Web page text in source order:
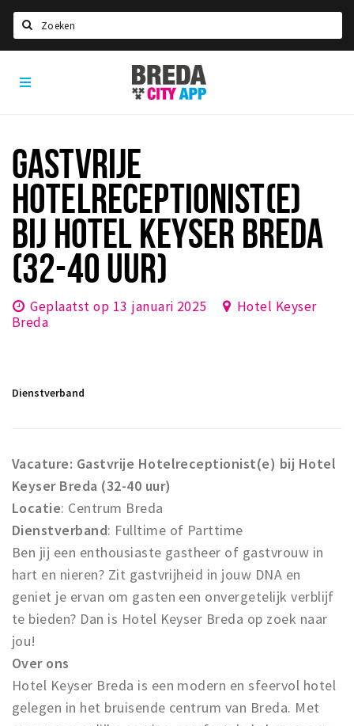
Home
Party pics
Nieuws, interviews & blogs
Eten
Drinken
Slapen
Recreatief
Parkeren
Musea, theaters & podia
Uitjes & activiteiten
Natuurgebieden
Baroniepoorten
Sport
Privacy
Inloggen
Breda
City
App
GASTVRIJE
HOTELRECEPTIONIST(E)
BIJ HOTEL KEYSER BREDA
(32-40 UUR)
Geplaatst op 13 januari 2025
Hotel Keyser
Breda
Dienstverband
Vacature: Gastvrije Hotelreceptionist(e) bij Hotel
Keyser Breda (32-40 uur)
Locatie: Centrum Breda
Dienstverband: Fulltime of Parttime
Ben jij een enthousiaste gastheer of gastvrouw in
hart en nieren? Zit gastvrijheid in jouw DNA en
geniet je ervan om gasten een onvergetelijk verblijf
te bieden? Dan is Hotel Keyser Breda op zoek naar
jou!
Over ons
Hotel Keyser Breda is een modern en sfeervol hotel
gelegen in het bruisende centrum van Breda. Met